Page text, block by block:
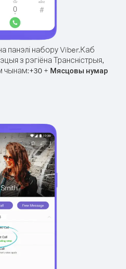
панэлі набору Viber.Каб
з рэгіёна Трансністрыя,
чынам:+30 + Мясцовы нумар